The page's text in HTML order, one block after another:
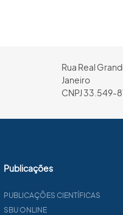
Rua Real
Janeiro
CNPJ 33.549-
Publicações
PUBLICAÇÕES CIENTÍFICAS
SBU ONLINE